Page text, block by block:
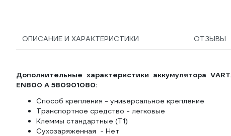
ОПИСАНИЕ И ХАРАКТЕРИСТИКИ ОТЗЫВЫ
Дополнительные характеристики аккумулятора
EN800 А 580901080:
Способ крепления - универсальное крепление
Транспортное средство - легковые
Клеммы стандартные (Т1)
Сухозаряженная - Нет